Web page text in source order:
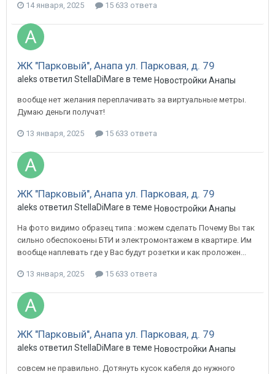
14 января, 2025 15 633 ответа
ЖК "Парковый", Анапа ул. Парковая, д. 79
aleks ответил StellaDiMare в теме Новостройки Анапы
вообще нет желания переплачивать за виртуальные метры.
Думаю деньги получат!
13 января, 2025 15 633 ответа
ЖК "Парковый", Анапа ул. Парковая, д. 79
aleks ответил StellaDiMare в теме Новостройки Анапы
На фото видимо образец типа : можем сделать Почему Вы так
сильно обеспокоены БТИ и электромонтажем в квартире. Им
вообще наплевать где у Вас будут розетки и как проложен...
13 января, 2025 15 633 ответа
ЖК "Парковый", Анапа ул. Парковая, д. 79
aleks ответил StellaDiMare в теме Новостройки Анапы
совсем не правильно. Дотянуть кусок кабеля до нужного